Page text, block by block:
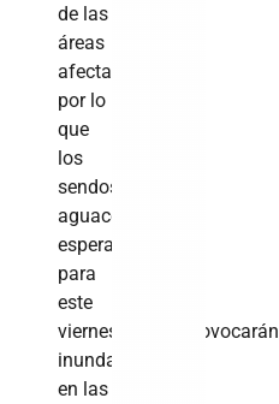
de las
áreas
afectadas
por lo
que
los
sendos
aguaceros
esperados
para
este
viernes
provocarán
inundaciones
en las